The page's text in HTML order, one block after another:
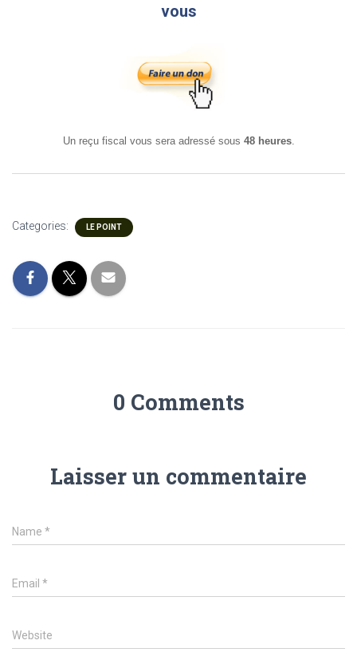
vous
Un reçu fiscal vous sera adressé sous 48 heures.
Categories: LE POINT
0 Comments
Laisser un commentaire
Name *
Email *
Website